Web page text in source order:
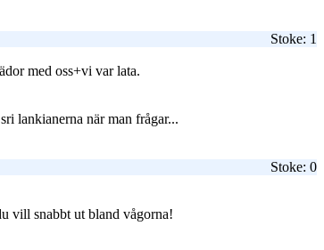
Stoke: 1
med oss+vi var lata.
lankianerna när man frågar...
Stoke: 0
vill snabbt ut bland vågorna!